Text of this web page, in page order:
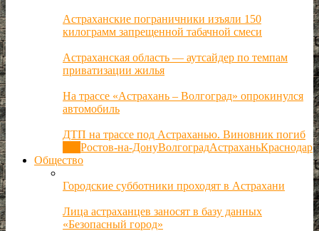
Астраханские пограничники изъяли 150
килограмм запрещенной табачной смеси
Астраханская область — аутсайдер по темпам
приватизации жилья
На трассе «Астрахань – Волгоград» опрокинулся
автомобиль
ДТП на трассе под Астраханью. Виновник погиб
Ростов-на-ДонуВолгоградАстраханьКраснодар
Общество
Городские субботники проходят в Астрахани
Лица астраханцев заносят в базу данных
«Безопасный город»